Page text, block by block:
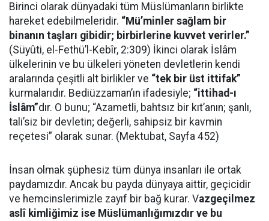
Birinci olarak dünyadaki tüm Müslümanların birlikte
hareket edebilmeleridir. “Mü’minler sağlam bir
binanın taşları gibidir; birbirlerine kuvvet verirler.”
(Süyûti, el-Fethü’l-Kebîr, 2:309) İkinci olarak İslâm
ülkelerinin ve bu ülkeleri yöneten devletlerin kendi
aralarında çeşitli alt birlikler ve “tek bir üst ittifak”
kurmalarıdır. Bediüzzaman’ın ifadesiyle; “ittihad-ı
İslâm”dır. O bunu; “Azametli, bahtsız bir kıt’anın; şanlı,
tali’siz bir devletin; değerli, sahipsiz bir kavmin
reçetesi” olarak sunar. (Mektubat, Sayfa 452)
İnsan olmak şüphesiz tüm dünya insanları ile ortak
paydamızdır. Ancak bu payda dünyaya aittir, geçicidir
ve hemcinslerimizle zayıf bir bağ kurar. Vazgeçilmez
aslî kimliğimiz ise Müslümanlığımızdır ve bu